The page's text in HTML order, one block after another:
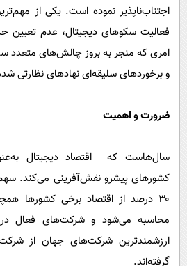
اجتناب‌ناپذیر نموده است. یکی از
فعالیت سکوهای دیجیتال، عدم تعیین
امری که منجر به بروز چالش‌های متعدد
و برخوردهای سلیقه‌ای نهادهای نظارتی
ضرورت و اهمیت
سال‌هاست که اقتصاد دیجیتال
کشورهای پیشرو نقش‌آفرینی می‌کند.
۳۰ درصد از اقتصاد برخی کشورها
محاسبه می‌شود و شرکت‌های فعال در
ارزشمندترین شرکت‌های جهان از
گرفته‌اند.